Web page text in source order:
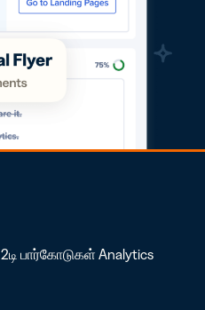
2டி பார்கோடுகள் Analytics